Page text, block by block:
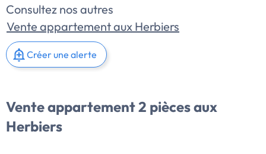
Consultez nos autres
Vente appartement aux Herbiers
Créer une alerte
Vente appartement 2 pièces aux
Herbiers